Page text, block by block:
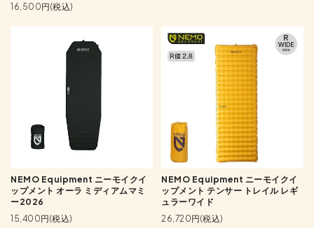
16,500円(税込)
NEMO Equipment ニーモイクイ
ップメント オーラ ミディアムマミ
ー2026
15,400円(税込)
NEMO Equipment ニーモイクイ
ップメント テンサー トレイル レギ
ュラーワイド
26,720円(税込)